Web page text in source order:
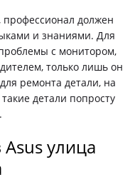
должен
и знаниями. Для
с монитором,
только лишь он
ремонта детали, на
детали попросту
улица